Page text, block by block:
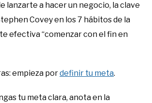
lanzarte a hacer un negocio, la clave
Covey en los 7 hábitos de la
efectiva “comenzar con el fin en
empieza pordefinir tu meta.
tu meta clara, anota en la